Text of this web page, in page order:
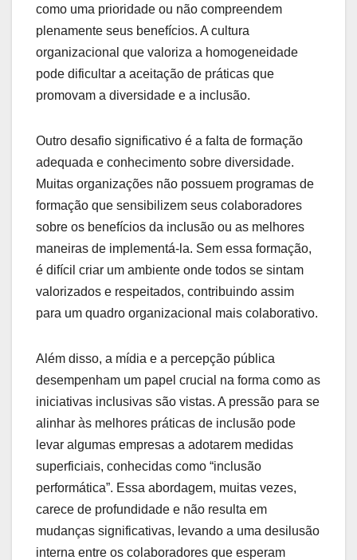
como uma prioridade ou não compreendem
plenamente seus benefícios. A cultura
organizacional que valoriza a homogeneidade
pode dificultar a aceitação de práticas que
promovam a diversidade e a inclusão.
Outro desafio significativo é a falta de formação
adequada e conhecimento sobre diversidade.
Muitas organizações não possuem programas de
formação que sensibilizem seus colaboradores
sobre os benefícios da inclusão ou as melhores
maneiras de implementá-la. Sem essa formação,
é difícil criar um ambiente onde todos se sintam
valorizados e respeitados, contribuindo assim
para um quadro organizacional mais colaborativo.
Além disso, a mídia e a percepção pública
desempenham um papel crucial na forma como as
iniciativas inclusivas são vistas. A pressão para se
alinhar às melhores práticas de inclusão pode
levar algumas empresas a adotarem medidas
superficiais, conhecidas como “inclusão
performática”. Essa abordagem, muitas vezes,
carece de profundidade e não resulta em
mudanças significativas, levando a uma desilusão
interna entre os colaboradores que esperam